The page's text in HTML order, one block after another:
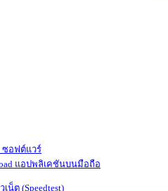
ซอฟต์แวร์
แอปพลิเคชันบนมือถือ
เน็ต (Speedtest)